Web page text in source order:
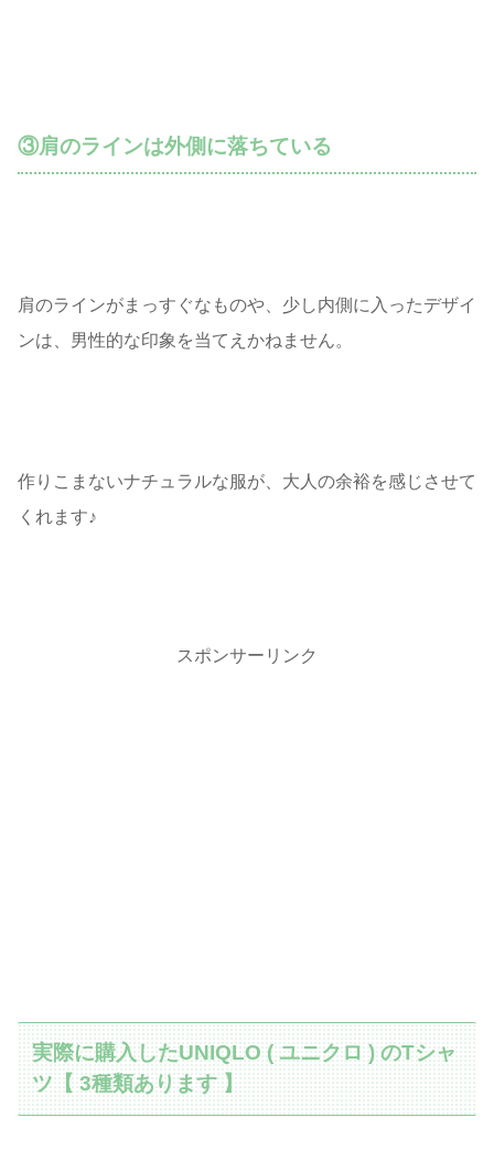
③肩のラインは外側に落ちている
肩のラインがまっすぐなものや、少し内側に入ったデザイ
ンは、男性的な印象を当てえかねません。
作りこまないナチュラルな服が、大人の余裕を感じさせて
くれます♪
スポンサーリンク
実際に購入したUNIQLO ( ユニクロ ) のTシャ
ツ【 3種類あります 】